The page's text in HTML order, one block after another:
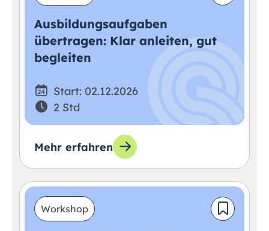
Ausbildungsaufgaben
übertragen: Klar anleiten, gut
begleiten
Start: 02.12.2026
2 Std
Mehr erfahren
Workshop